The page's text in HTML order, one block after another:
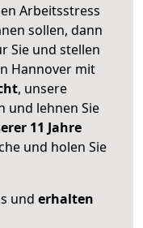
Arbeitsstress
sollen, dann
Sie und stellen
Hannover mit
, unsere
und lehnen Sie
11 Jahre
und holen Sie
und erhalten